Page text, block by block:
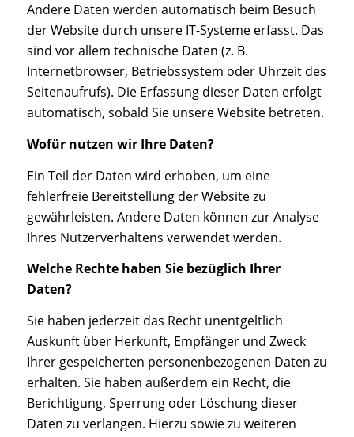
Andere Daten werden automatisch beim Besuch
der Website durch unsere IT-Systeme erfasst. Das
sind vor allem technische Daten (z. B.
Internetbrowser, Betriebssystem oder Uhrzeit des
Seitenaufrufs). Die Erfassung dieser Daten erfolgt
automatisch, sobald Sie unsere Website betreten.
Wofür nutzen wir Ihre Daten?
Ein Teil der Daten wird erhoben, um eine
fehlerfreie Bereitstellung der Website zu
gewährleisten. Andere Daten können zur Analyse
Ihres Nutzerverhaltens verwendet werden.
Welche Rechte haben Sie bezüglich Ihrer
Daten?
Sie haben jederzeit das Recht unentgeltlich
Auskunft über Herkunft, Empfänger und Zweck
Ihrer gespeicherten personenbezogenen Daten zu
erhalten. Sie haben außerdem ein Recht, die
Berichtigung, Sperrung oder Löschung dieser
Daten zu verlangen. Hierzu sowie zu weiteren